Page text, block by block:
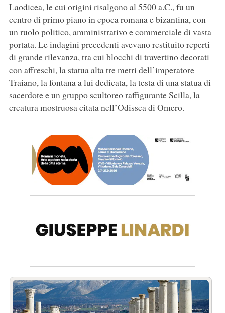
Laodicea, le cui origini risalgono al 5500 a.C., fu un
centro di primo piano in epoca romana e bizantina, con
un ruolo politico, amministrativo e commerciale di vasta
portata. Le indagini precedenti avevano restituito reperti
di grande rilevanza, tra cui blocchi di travertino decorati
con affreschi, la statua alta tre metri dell’imperatore
Traiano, la fontana a lui dedicata, la testa di una statua di
sacerdote e un gruppo scultoreo raffigurante Scilla, la
creatura mostruosa citata nell’Odissea di Omero.